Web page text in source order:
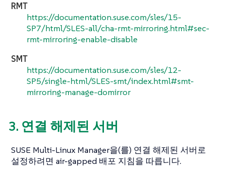
RMT
https://documentation.suse.com/sles/15-
SP7/html/SLES-all/cha-rmt-mirroring.html#sec-
rmt-mirroring-enable-disable
SMT
https://documentation.suse.com/sles/12-
SP5/single-html/SLES-smt/index.html#smt-
mirroring-manage-domirror
3. 연결 해제된 서버
SUSE Multi-Linux Manager을(를) 연결 해제된 서버로
설정하려면 air-gapped 배포 지침을 따릅니다.